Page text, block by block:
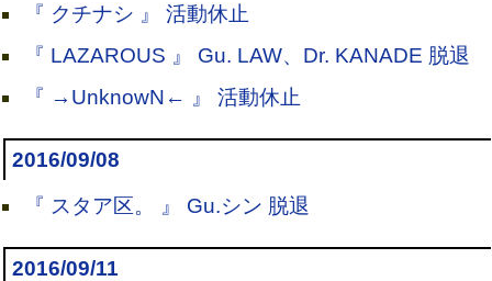
『 クチナシ 』 活動休止
『 LAZAROUS 』 Gu. LAW、Dr. KANADE 脱退
『 →UnknowN← 』 活動休止
2016/09/08
『 スタア区。 』 Gu.シン 脱退
2016/09/11